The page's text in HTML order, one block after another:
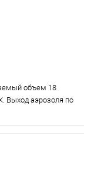
объем 18
Выход аэрозоля по